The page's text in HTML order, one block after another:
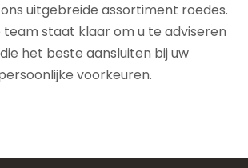
uitgebreide assortiment roedes.
team staat klaar om u te adviseren
het beste aansluiten bij uw
voorkeuren.